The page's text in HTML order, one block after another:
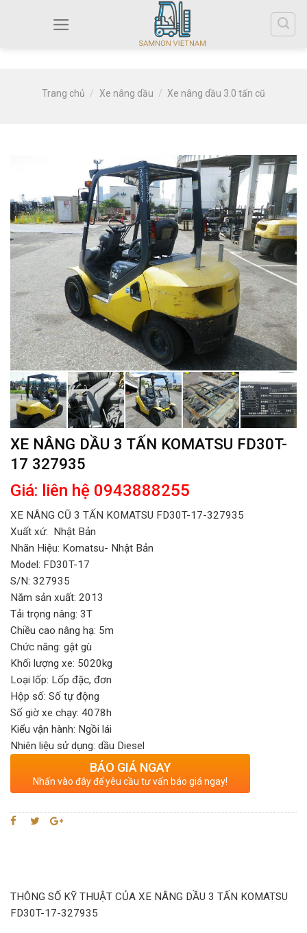
Trang chủ / Xe nâng dầu / Xe nâng dầu 3.0 tấn cũ
XE NÂNG DẦU 3 TẤN KOMATSU FD30T-
17 327935
Giá: liên hệ 0943888255
XE NÂNG CŨ 3 TẤN KOMATSU FD30T-17-327935
Xuất xứ: Nhật Bản
Nhãn Hiệu: Komatsu- Nhật Bản
Model: FD30T-17
S/N: 327935
Năm sản xuất: 2013
Tải trọng nâng: 3T
Chiều cao nâng hạ: 5m
Chức năng: gật gù
Khối lượng xe: 5020kg
Loại lốp: Lốp đặc, đơn
Hộp số: Số tự động
Số giờ xe chạy: 4078h
Kiểu vận hành: Ngồi lái
Nhiên liệu sử dụng: dầu Diesel
BÁO GIÁ NGAY
Nhấn vào đây để yêu cầu tư vấn báo giá ngay!
THÔNG SỐ KỸ THUẬT CỦA XE NÂNG DẦU 3 TẤN KOMATSU
FD30T-17-327935